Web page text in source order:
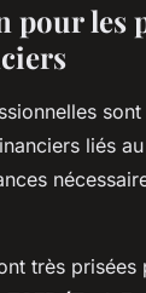
les
liés
très